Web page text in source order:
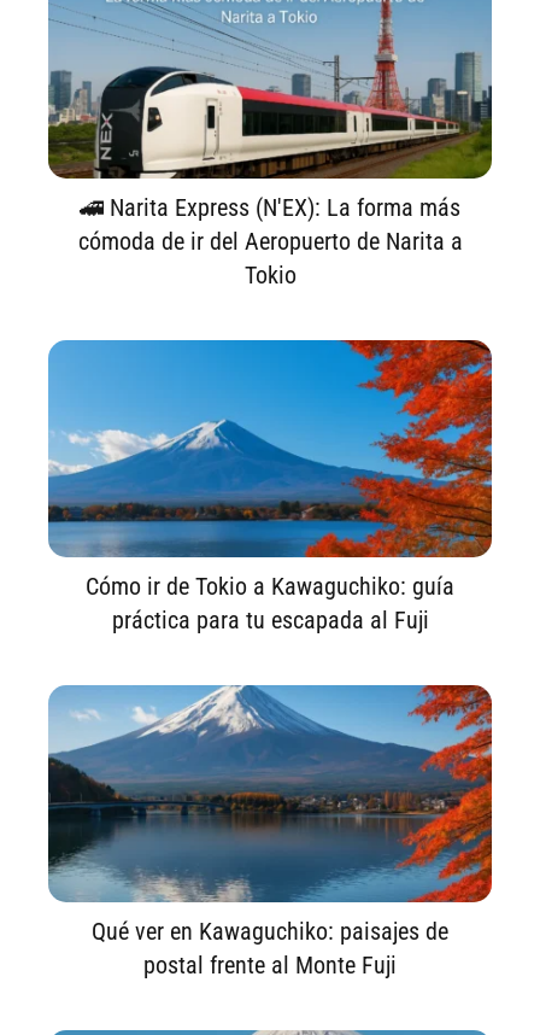
🚄 Narita Express (N'EX): La forma más
cómoda de ir del Aeropuerto de Narita a
Tokio
Cómo ir de Tokio a Kawaguchiko: guía
práctica para tu escapada al Fuji
Qué ver en Kawaguchiko: paisajes de
postal frente al Monte Fuji